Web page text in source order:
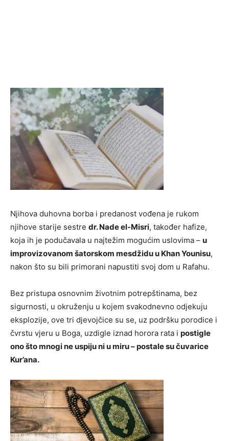
Njihova duhovna borba i predanost vođena je rukom
njihove starije sestre dr. Nade el-Misri, također hafize,
koja ih je podučavala u najtežim mogućim uslovima – u
improvizovanom šatorskom mesdžidu u Khan Younisu,
nakon što su bili primorani napustiti svoj dom u Rafahu.
Bez pristupa osnovnim životnim potrepštinama, bez
sigurnosti, u okruženju u kojem svakodnevno odjekuju
eksplozije, ove tri djevojčice su se, uz podršku porodice i
čvrstu vjeru u Boga, uzdigle iznad horora rata i postigle
ono što mnogi ne uspiju ni u miru – postale su čuvarice
Kur’ana.